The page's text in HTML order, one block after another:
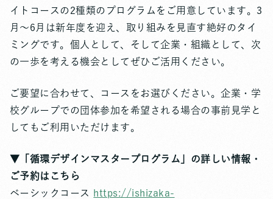
イトコースの2種類のプログラムをご用意しています。3
月～6月は新年度を迎え、取り組みを見直す絶好のタイ
ミングです。個人として、そして企業・組織として、次
の一歩を考える機会としてぜひご活用ください。
ご要望に合わせて、コースをお選びください。企業・学
校グループでの団体参加を希望される場合の事前見学と
してもご利用いただけます。
▼「循環デザインマスタープログラム」の詳しい情報・
ご予約はこちら
ベーシックコース
https://ishizaka-